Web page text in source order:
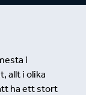
i
allt i olika
ha ett stort